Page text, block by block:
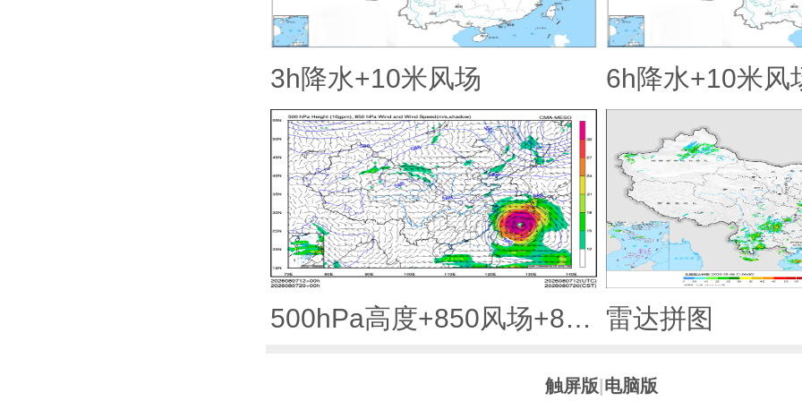
3h降水+10米风场 6h降水+10米风
500hPa高度+850风场+850大风速（大于等于12） 雷达拼图
触屏版 电脑版